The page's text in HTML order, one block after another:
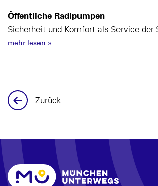
Öffentliche Radlpumpen
Sicherheit und Komfort als Service der
mehr lesen »
Zurück